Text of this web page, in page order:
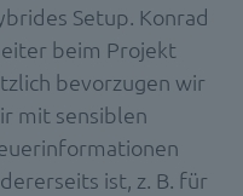
Setup. Konrad
beim Projekt
bevorzugen wir
mit sensiblen
ist, z. B. für